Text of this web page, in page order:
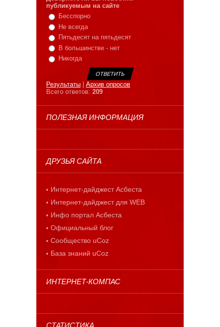
публикуемым на сайте
Бесспорно
Не всегда
Пятьдесят на пятьдесят
В большинстве - нет
Никогда
Результаты
Архив опросов
Всего ответов: 209
ПОЛЕЗНАЯ ИНФОРМАЦИЯ
ДРУЗЬЯ САЙТА
Интернет-дайджест Асбеста
Интернет-дайджест для WEB
Инфо портал Асбеста
Официальный блог
Сообщество uCoz
База знаний uCoz
ИНТЕРНЕТ-КОМПАС
СТАТИСТИКА